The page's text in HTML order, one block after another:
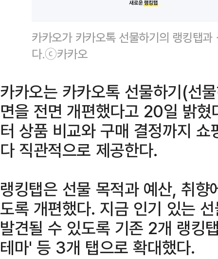
카카오가 카카오톡 선물하기의 랭킹탭
다.ⓒ카카오
카카오는 카카오톡 선물하기(선
면을 전면 개편했다고 20일 밝
터 상품 비교와 구매 결정까지
다 직관적으로 제공한다.
랭킹탭은 선물 목적과 예산, 취
도록 개편했다. 지금 인기 있는
발견될 수 있도록 기존 2개 랭킹
테마' 등 3개 탭으로 확대했다.